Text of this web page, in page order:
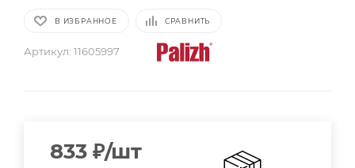
В ИЗБРАННОЕ СРАВНИТЬ
Артикул: 11605997
833 ₽/шт